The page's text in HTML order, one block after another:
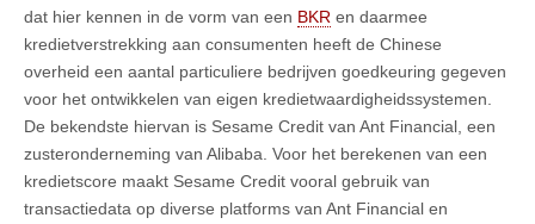
dat hier kennen in de vorm van een BKR en daarmee
kredietverstrekking aan consumenten heeft de Chinese
overheid een aantal particuliere bedrijven goedkeuring gegeven
voor het ontwikkelen van eigen kredietwaardigheidssystemen.
De bekendste hiervan is Sesame Credit van Ant Financial, een
zusteronderneming van Alibaba. Voor het berekenen van een
kredietscore maakt Sesame Credit vooral gebruik van
transactiedata op diverse platforms van Ant Financial en